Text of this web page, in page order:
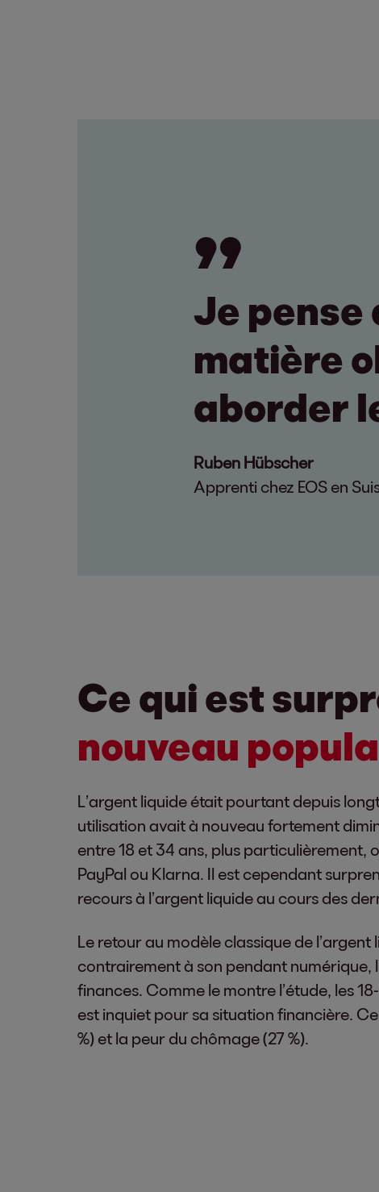
Je pense
matière
aborder
Ruben Hübscher
Apprenti chez EOS en
Ce qui est
nouveau
L’argent liquide était pourtant depuis
utilisation avait à nouveau fortement
entre 18 et 34 ans, plus particulièrement,
PayPal ou Klarna. Il est cependant
recours à l’argent liquide au cours des
Le retour au modèle classique de
contrairement à son pendant numérique,
finances. Comme le montre l’étude, les
est inquiet pour sa situation financière. Ce
%) et la peur du chômage (27 %).